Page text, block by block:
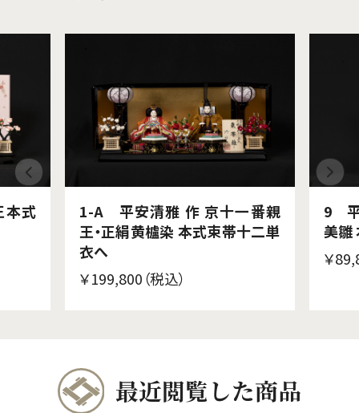
式
1-A 平安清雅 作 京十一番親
王・正絹黄櫨染 本式束帯十二単
衣へ
￥199,800（税込）
9 平
美雛
￥
最近閲覧した商品